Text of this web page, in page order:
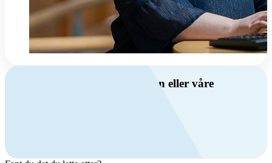
Har du spørsmål om ventilasjon eller våre
Kontakt oss